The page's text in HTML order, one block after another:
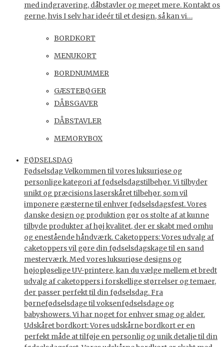
med indgravering, dåbstavler og meget mere. Kontakt os
gerne, hvis I selv har ideér til et design, så kan vi…
BORDKORT
MENUKORT
BORDNUMMER
GÆSTEBØGER
DÅBSGAVER
DÅBSTAVLER
MEMORYBOX
FØDSELSDAG
Fødselsdag Velkommen til vores luksuriøse og
personlige kategori af fødselsdagstilbehør. Vi tilbyder
unikt og præcisions laserskåret tilbehør, som vil
imponere gæsterne til enhver fødselsdagsfest. Vores
danske design og produktion gør os stolte af at kunne
tilbyde produkter af høj kvalitet, der er skabt med omhu
og enestående håndværk. Caketoppers: Vores udvalg af
caketoppers vil gøre din fødselsdagskage til en sand
mesterværk. Med vores luksuriøse designs og
højopløselige UV-printere, kan du vælge mellem et bredt
udvalg af caketoppers i forskellige størrelser og temaer,
der passer perfekt til din fødselsdag. Fra
børnefødselsdage til voksenfødselsdage og
babyshowers. Vi har noget for enhver smag og alder.
Udskåret bordkort: Vores udskårne bordkort er en
perfekt måde at tilføje en personlig og unik detalje til din